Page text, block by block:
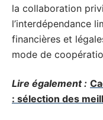
la collaboration
l’interdépendance
financières et
mode de
Lire également :
: sélection des